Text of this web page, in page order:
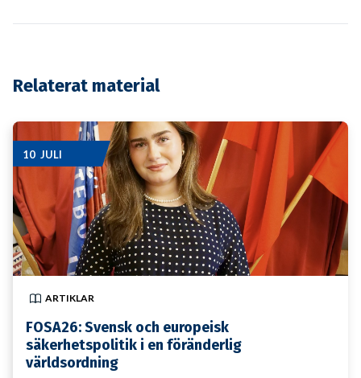
Relaterat material
10 JULI
ARTIKLAR
FOSA26: Svensk och europeisk
säkerhetspolitik i en föränderlig
världsordning